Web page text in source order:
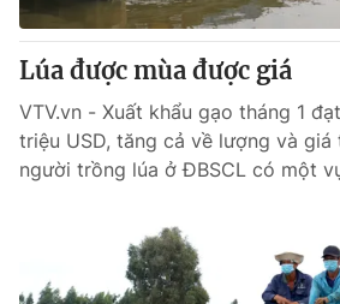
Lúa được mùa được giá
VTV.vn - Xuất khẩu gạo tháng 1
triệu USD, tăng cả về lượng và
người trồng lúa ở ĐBSCL có một